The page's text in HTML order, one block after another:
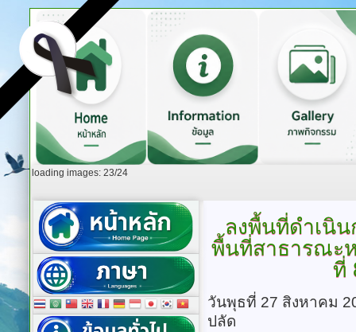
loading images: 23/24
ลงพื้นที่ดำเนิ
พื้นที่สาธารณะ
ที่
วันพุธที่ 27 สิงหาคม
ปลัด